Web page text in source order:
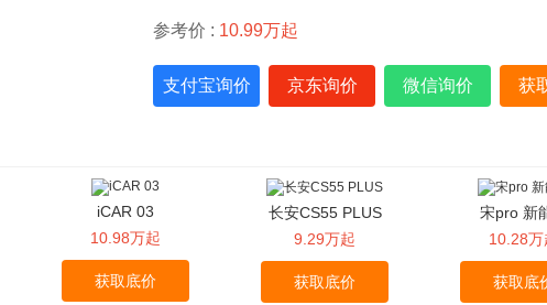
参考价 : 10.99万起
支付宝询价 京东询价 微信询价 获
iCAR 03
10.98万起
获取底价
长安CS55 PLUS
9.29万起
获取底价
宋pro 新
10.28万
获取底